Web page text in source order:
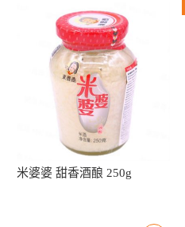
米婆婆 甜香酒酿 250g